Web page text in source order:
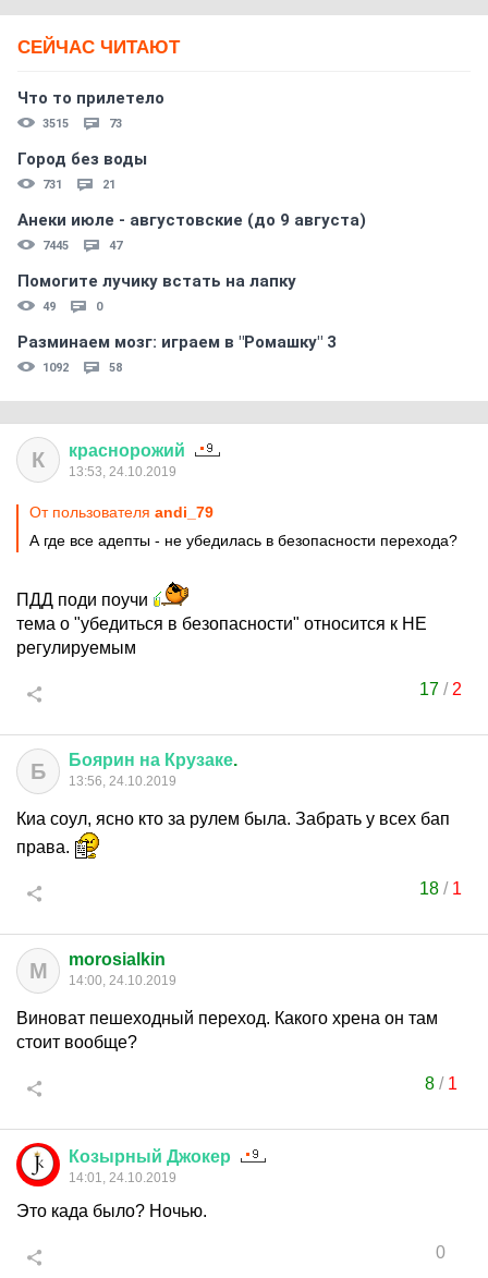
СЕЙЧАС ЧИТАЮТ
Что то прилетело
3515 73
Город без воды
731 21
Анеки июле - августовские (до 9 августа)
7445 47
Помогите лучику встать на лапку
49 0
Разминаем мозг: играем в "Ромашку" 3
1092 58
К краснорожий
13:53, 24.10.2019
От пользователя andi_79
А где все адепты - не убедилась в безопасности перехода?
ПДД поди поучи
тема о "убедиться в безопасности" относится к НЕ
регулируемым
17 / 2
Б Боярин на Крузаке.
13:56, 24.10.2019
Киа соул, ясно кто за рулем была. Забрать у всех бап
права.
18 / 1
M morosialkin
14:00, 24.10.2019
Виноват пешеходный переход. Какого хрена он там
стоит вообще?
8/ 1
Козырный Джокер
14:01, 24.10.2019
Это када было? Ночью.
0